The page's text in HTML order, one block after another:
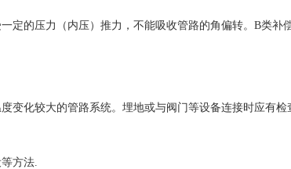
定的压力（内压）推力，不能吸收管路的角偏转。B类补
变化较大的管路系统。埋地或与阀门等设备连接时应有检
方法.